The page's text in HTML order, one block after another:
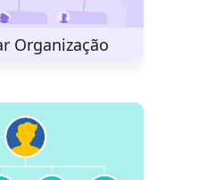
Organização